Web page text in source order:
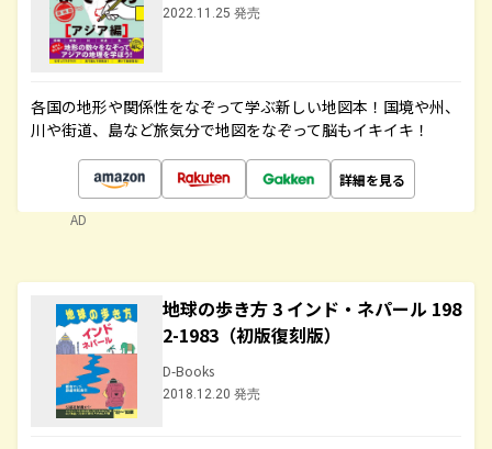
2022.11.25 発売
各国の地形や関係性をなぞって学ぶ新しい地図本！国境や州、
川や街道、島など旅気分で地図をなぞって脳もイキイキ！
詳細を見る
AD
地球の歩き方 3 インド・ネパール 198
2-1983（初版復刻版）
D-Books
2018.12.20 発売